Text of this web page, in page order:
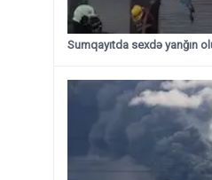
Sumqayıtda sexdə yanğın